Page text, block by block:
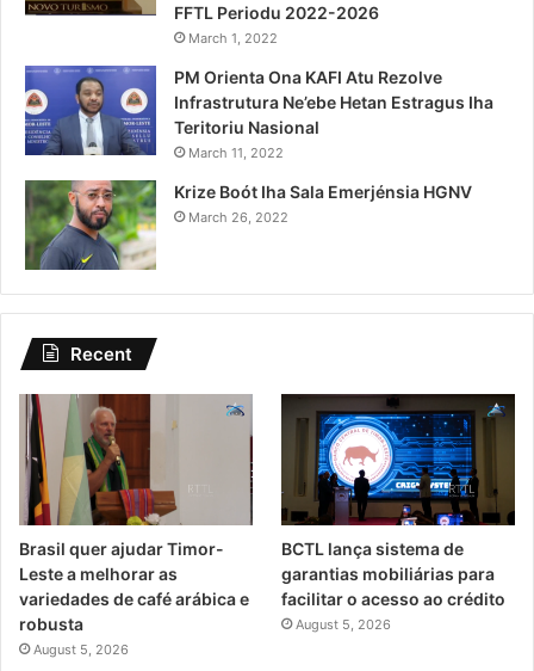
FFTL Periodu 2022-2026
March 1, 2022
PM Orienta Ona KAFI Atu Rezolve
Infrastrutura Ne’ebe Hetan Estragus Iha
Teritoriu Nasional
March 11, 2022
Krize Boót Iha Sala Emerjénsia HGNV
March 26, 2022
Recent
Brasil quer ajudar Timor-
Leste a melhorar as
variedades de café arábica e
robusta
August 5, 2026
BCTL lança sistema de
garantias mobiliárias para
facilitar o acesso ao crédito
August 5, 2026